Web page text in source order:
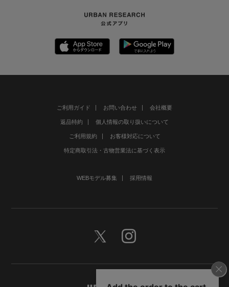
ご利用ガイド お問い合わせ 会社概要
返品特約 個人情報の取り扱いについて
ご利用規約 お客様対応について
特定商取引法・古物営業法に基づく表示
WEBモデル募集 採用情報